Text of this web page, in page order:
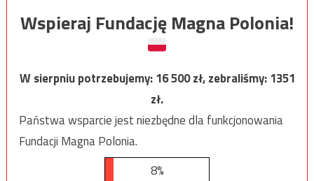
Wspieraj Fundację Magna Polonia!
W sierpniu potrzebujemy:16 500zł, zebraliśmy:1351
zł.
Państwa wsparcie jest niezbędne dla funkcjonowania
Fundacji Magna Polonia.
8%